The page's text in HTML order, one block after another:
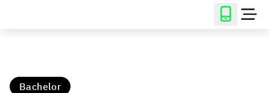
Bachelor